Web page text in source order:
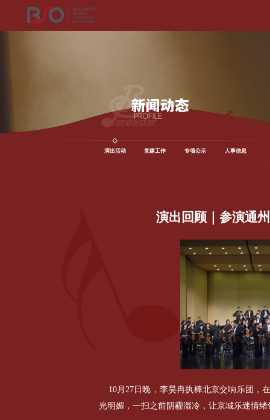
演出活动 党建工作 专项公示 人事信息
演出回顾｜参演通
10月27日晚，李昊冉执棒北京交响乐团，
光明媚，一扫之前阴霾湿冷，让京城乐迷情